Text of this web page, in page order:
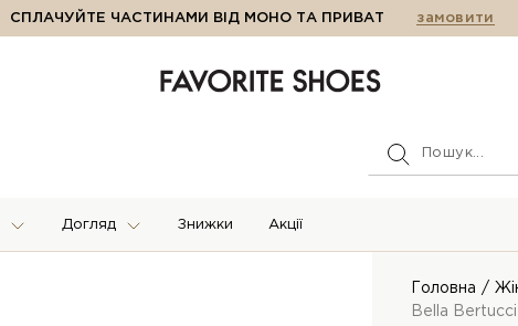
СПЛАЧУЙТЕ ЧАСТИНАМИ ВІД МОНО ТА ПРИВАТ замовити
Догляд Знижки Акції
Головна
Bella